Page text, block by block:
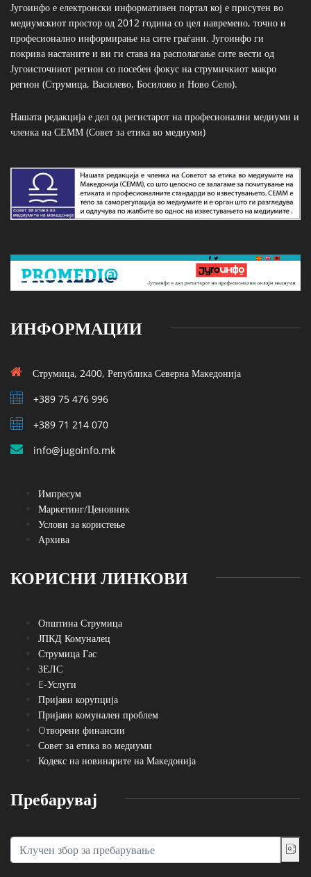
Југоинфо е електронски информативен портал кој е присутен во
медиумскиот простор од 2012 година со цел навремено, точно и
професионално информирање на сите граѓани. Југоинфо ги
покрива настаните и ви ги става на располагање сите вести од
Југоисточниот регион со посебен фокус на струмичкиот макро
регион (Струмица, Василево, Босилово и Ново Село).
Нашата редакција е дел од регистарот на професионални медиуми и
членка на СЕММ (Совет за етика во медиуми)
ИНФОРМАЦИИ
Струмица, 2400, Република Северна Македонија
+389 75 476 996
+389 71 214 070
info@jugoinfo.mk
Импресум
Маркетинг/Ценовник
Услови за користење
Архива
КОРИСНИ ЛИНКОВИ
Општина Струмица
ЈПКД Комуналец
Струмица Гас
ЗЕЛС
E-Услуги
Пријави корупција
Пријави комунален проблем
Oтворени финансии
Совет за етика во медиуми
Кодекс на новинарите на Македонија
Пребарувај